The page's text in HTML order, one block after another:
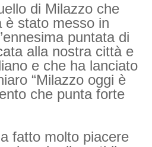
di Milazzo che
è stato messo in
puntata di
alla nostra città e
e che ha lanciato
“Milazzo oggi è
che punta forte
fatto molto piacere